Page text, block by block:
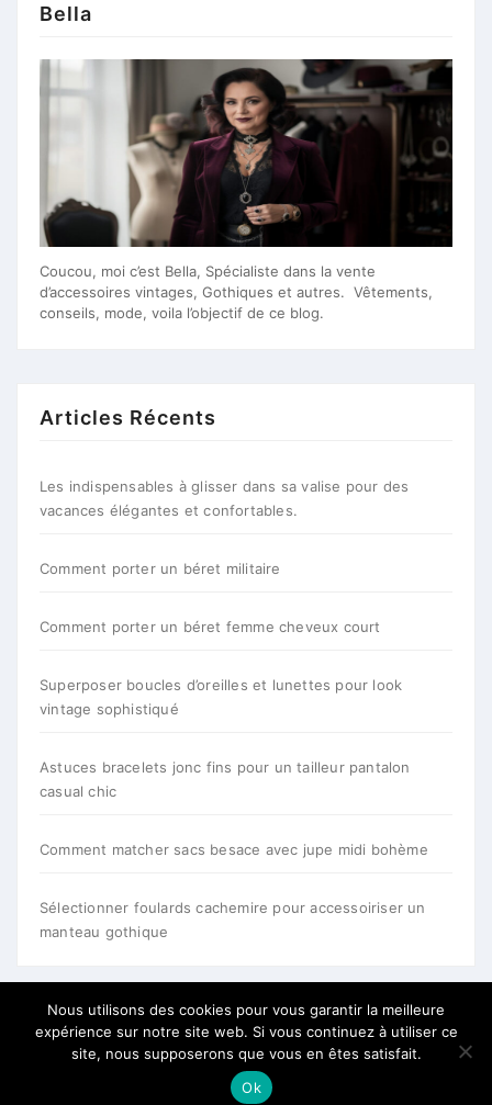
Bella
Coucou, moi c’est Bella, Spécialiste dans la vente
d’accessoires vintages, Gothiques et autres. Vêtements,
conseils, mode, voila l’objectif de ce blog.
Articles Récents
Les indispensables à glisser dans sa valise pour des
vacances élégantes et confortables.
Comment porter un béret militaire
Comment porter un béret femme cheveux court
Superposer boucles d’oreilles et lunettes pour look
vintage sophistiqué
Astuces bracelets jonc fins pour un tailleur pantalon
casual chic
Comment matcher sacs besace avec jupe midi bohème
Sélectionner foulards cachemire pour accessoiriser un
manteau gothique
Nous utilisons des cookies pour vous garantir la meilleure
expérience sur notre site web. Si vous continuez à utiliser ce
site, nous supposerons que vous en êtes satisfait.
Ok